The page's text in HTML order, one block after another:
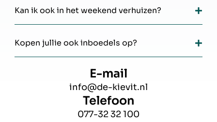
Kan ik ook in het weekend verhuizen?
Kopen jullie ook inboedels op?
E-mail
info@de-kievit.nl
Telefoon
077-32 32 100